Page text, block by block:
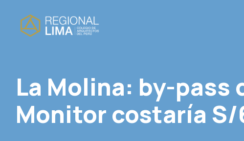
La Molina: by-pass
Monitor costaría